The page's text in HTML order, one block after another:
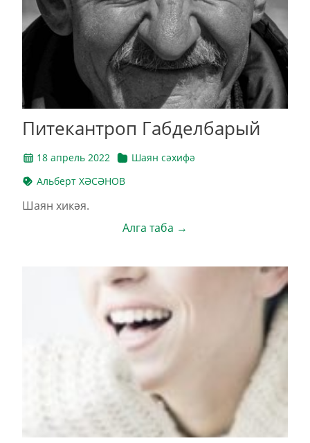
Питекантроп Габделбарый
18 апрель 2022
Шаян сәхифә
Альберт ХӘСӘНОВ
Шаян хикәя.
Алга таба →